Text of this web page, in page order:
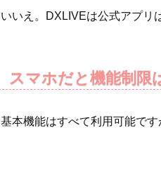
いいえ。DXLIVEは公式アプリ
スマホだと機能制限
基本機能はすべて利用可能で